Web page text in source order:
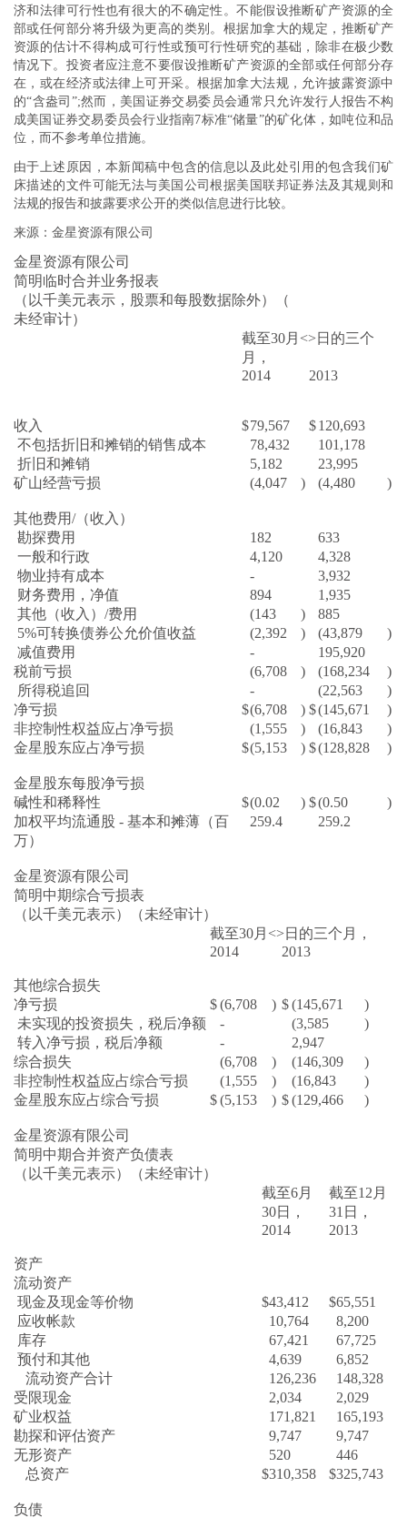
济和法律可行性也有很大的不确定性。不能假设推断矿产资源的全
部或任何部分将升级为更高的类别。根据加拿大的规定，推断矿产
资源的估计不得构成可行性或预可行性研究的基础，除非在极少数
情况下。投资者应注意不要假设推断矿产资源的全部或任何部分存
在，或在经济或法律上可开采。根据加拿大法规，允许披露资源中
的“含盎司”;然而，美国证券交易委员会通常只允许发行人报告不构
成美国证券交易委员会行业指南7标准“储量”的矿化体，如吨位和品
位，而不参考单位措施。
由于上述原因，本新闻稿中包含的信息以及此处引用的包含我们矿
床描述的文件可能无法与美国公司根据美国联邦证券法及其规则和
法规的报告和披露要求公开的类似信息进行比较。
来源：金星资源有限公司
金星资源有限公司
简明临时合并业务报表
（以千美元表示，股票和每股数据除外）（
未经审计）
截至30月<>日的三个
月，
2014
2013
收入 $79,567 $120,693
不包括折旧和摊销的销售成本
78,432
101,178
折旧和摊销
5,182
23,995
矿山经营亏损
(4,047 ) (4,480 )
其他费用/（收入）
勘探费用
182
633
一般和行政
4,120
4,328
物业持有成本
-
3,932
财务费用，净值
894
1,935
其他（收入）/费用
(143 )
885
5%可转换债券公允价值收益
(2,392 ) (43,879
)
减值费用
-
195,920
税前亏损
(6,708 ) (168,234
)
所得税追回
- (22,563
)
净亏损
$(6,708 ) $(145,671
)
非控制性权益应占净亏损
(1,555 ) (16,843
)
金星股东应占净亏损
$(5,153 ) $(128,828 )
金星股东每股净亏损
碱性和稀释性
$(0.02 ) $(0.50
)
加权平均流通股 - 基本和摊薄（百
万）
259.4 259.2
金星资源有限公司
简明中期综合亏损表
（以千美元表示）（未经审计）
截至30月<>日的三个月，
2014
2013
其他综合损失
净亏损
$(6,708 ) $(145,671
)
未实现的投资损失，税后净额
- (3,585
)
转入净亏损，税后净额
-
2,947
综合损失
(6,708 ) (146,309
)
非控制性权益应占综合亏损
(1,555 ) (16,843
)
金星股东应占综合亏损
$(5,153 ) $(129,466 )
金星资源有限公司
简明中期合并资产负债表
（以千美元表示）（未经审计）
截至6月
30日，
截至12月
31日，
2014
2013
资产
流动资产
现金及现金等价物
$43,412 $65,551
应收帐款
10,764
8,200
库存
67,421
67,725
预付和其他
4,639
6,852
流动资产合计
126,236
148,328
受限现金
2,034
2,029
矿业权益
171,821
165,193
勘探和评估资产
9,747
9,747
无形资产
520
446
总资产
$310,358 $325,743
负债